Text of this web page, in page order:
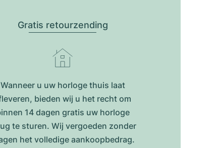
Gratis retourzending
Wanneer u uw horloge thuis laat
bieden wij u het recht om
14 dagen gratis uw horloge
te sturen. Wij vergoeden zonder
het volledige aankoopbedrag.